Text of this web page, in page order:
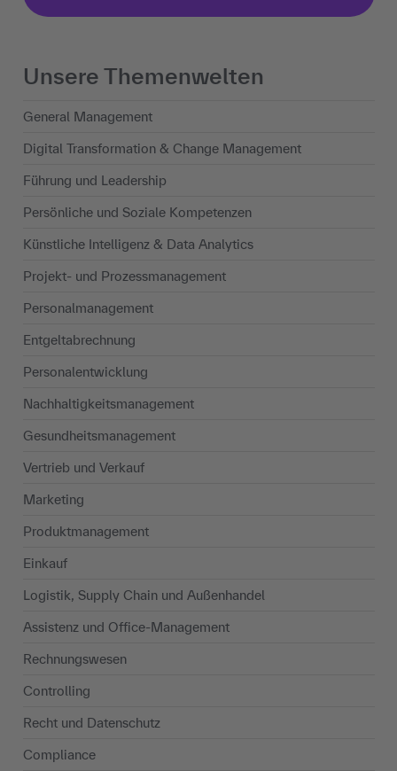
Unsere Themenwelten
General Management
Digital Transformation & Change Management
Führung und Leadership
Persönliche und Soziale Kompetenzen
Künstliche Intelligenz & Data Analytics
Projekt- und Prozessmanagement
Personalmanagement
Entgeltabrechnung
Personalentwicklung
Nachhaltigkeits­management
Gesundheitsmanagement
Vertrieb und Verkauf
Marketing
Produktmanagement
Einkauf
Logistik, Supply Chain und Außenhandel
Assistenz und Office-Management
Rechnungswesen
Controlling
Recht und Datenschutz
Compliance